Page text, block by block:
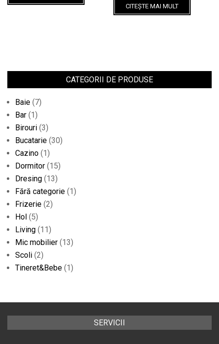
CITEȘTE MAI MULT
CATEGORII DE PRODUSE
Baie (7)
Bar (1)
Birouri (3)
Bucatarie (30)
Cazino (1)
Dormitor (15)
Dresing (13)
Fără categorie (1)
Frizerie (2)
Hol (5)
Living (11)
Mic mobilier (13)
Scoli (2)
Tineret&Bebe (1)
SERVICII